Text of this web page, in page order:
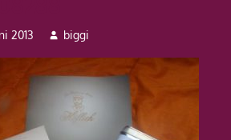
2013 biggi